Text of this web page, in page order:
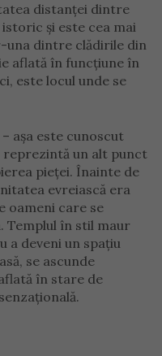
distanței dintre
și este cea mai
una dintre clădirile din
aflată în funcțiune în
este locul unde se
așa este cunoscut
un alt punct
pieței. Înainte de
evreiască era
oameni care se
Templul în stil maur
a deveni un spațiu
se ascunde
în stare de